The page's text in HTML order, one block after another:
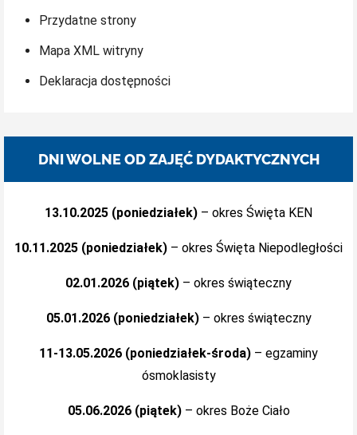
Przydatne strony
Mapa XML witryny
Deklaracja dostępności
DNI WOLNE OD ZAJĘĆ DYDAKTYCZNYCH
13.10.2025 (poniedziałek) – okres Święta KEN
10.11.2025 (poniedziałek) – okres Święta Niepodległości
02.01.2026 (piątek) – okres świąteczny
05.01.2026 (poniedziałek)– okres świąteczny
11-13.05.2026 (poniedziałek-środa) – egzaminy
ósmoklasisty
05.06.2026 (piątek)– okres Boże Ciało